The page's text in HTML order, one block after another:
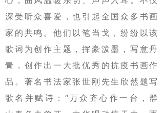
深受听众喜爱，也引起全国众多书画
家的共鸣。他们以笔当戈，纷纷以该
歌词为创作主题，挥豪泼墨，写意丹
青，创作出一大批优秀的抗疫书画作
品。著名书法家张世刚先生欣然题写
歌名并赋诗：“万众齐心作一台，群